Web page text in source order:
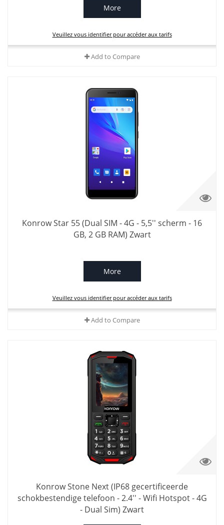
More
Veuillez vous identifier pour accéder aux tarifs
Add to Compare
Konrow Star 55 (Dual SIM - 4G - 5,5'' scherm - 16
GB, 2 GB RAM) Zwart
More
Veuillez vous identifier pour accéder aux tarifs
Add to Compare
Konrow Stone Next (IP68 gecertificeerde
schokbestendige telefoon - 2.4'' - Wifi Hotspot - 4G
- Dual Sim) Zwart